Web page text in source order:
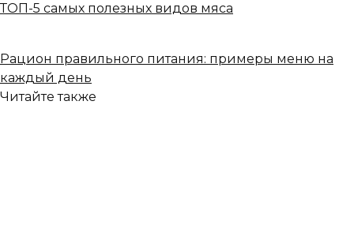
ТОП-5 самых полезных видов мяса
Рацион правильного питания: примеры меню на
каждый день
Читайте также